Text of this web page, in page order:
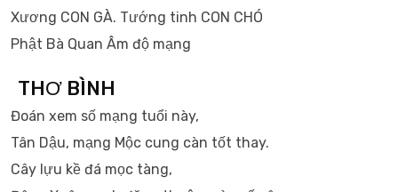
Xương CON GÀ. Tướng tinh CON CHÓ
Phật Bà Quan Âm độ mạng
THƠ BÌNH
Đoán xem số mạng tuổi này,
Tân Dậu, mạng Mộc cung càn tốt thay.
Cây lựu kề đá mọc tàng,